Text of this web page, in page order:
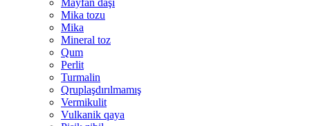
Mayfan daşı
Mika tozu
Mika
Mineral toz
Qum
Perlit
Turmalin
Qruplaşdırılmamış
Vermikulit
Vulkanik qaya